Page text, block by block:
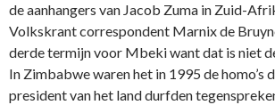
de aanhangers van Jacob Zuma in Zuid-
Volkskrant correspondent Marnix de
derde termijn voor Mbeki want dat is niet
In Zimbabwewaren het in 1995 de homo’s
president van het land durfden